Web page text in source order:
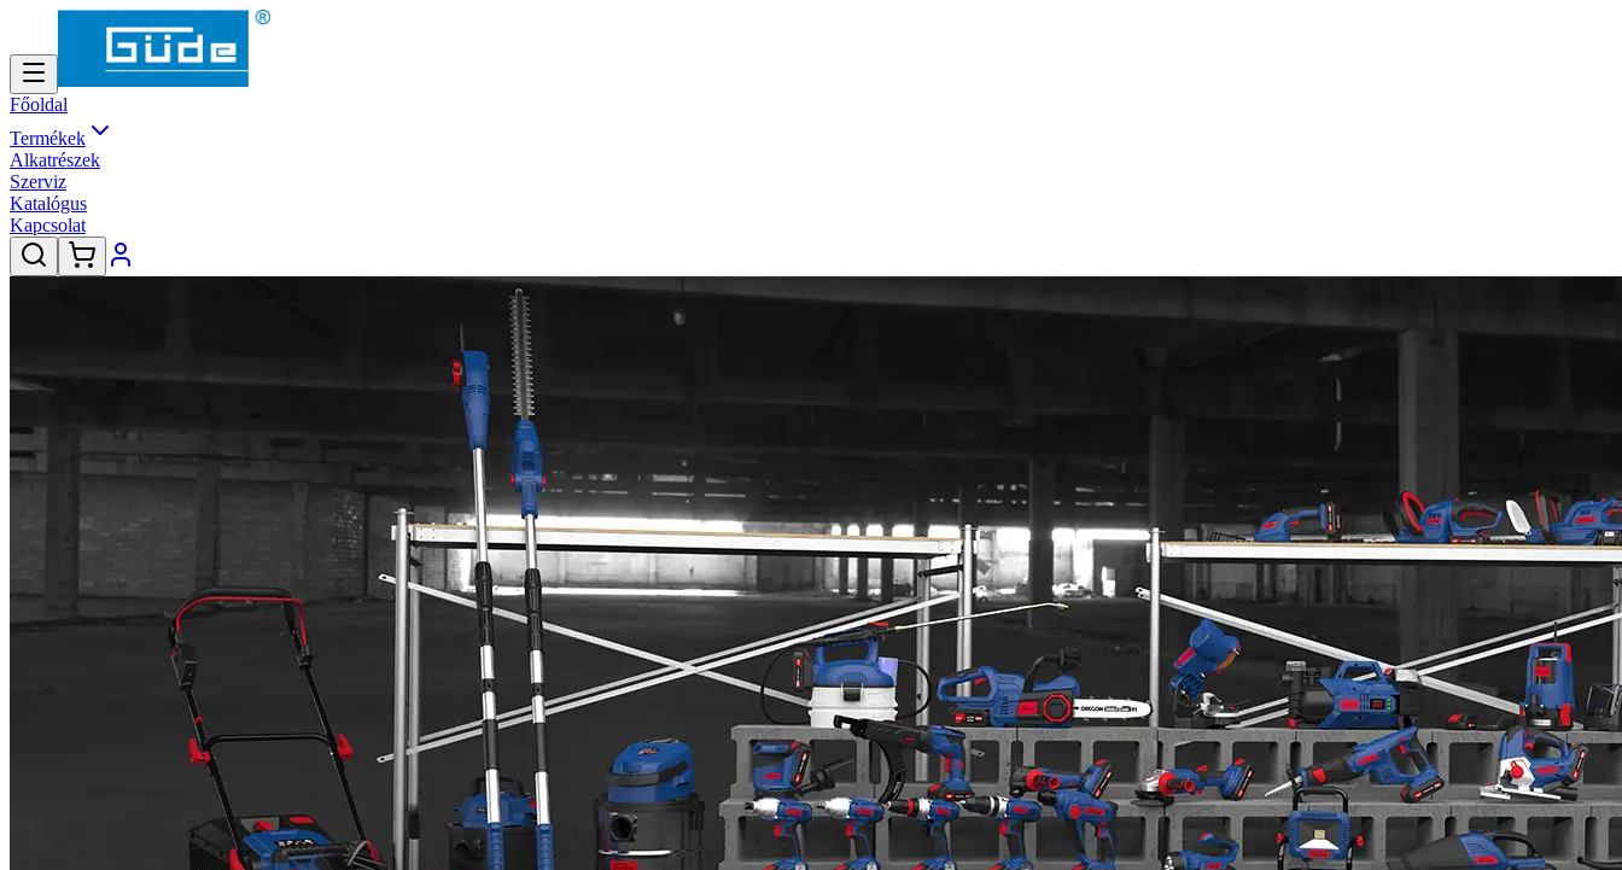
Főoldal
Termékek
Alkatrészek
Szerviz
Katalógus
Kapcsolat